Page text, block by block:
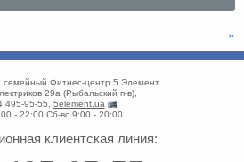
»
семейный Фитнес-центр 5 Элемент
29а (Рыбальский п-в),
495-95-55, 5element.ua
- 22:00 Сб-вс 9:00 - 20:00
клиентская линия: